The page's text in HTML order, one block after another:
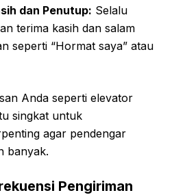
dan Penutup: Selalu
terima kasih dan salam
seperti “Hormat saya” atau
Anda seperti elevator
singkat untuk
agar pendengar
banyak.
Pengiriman